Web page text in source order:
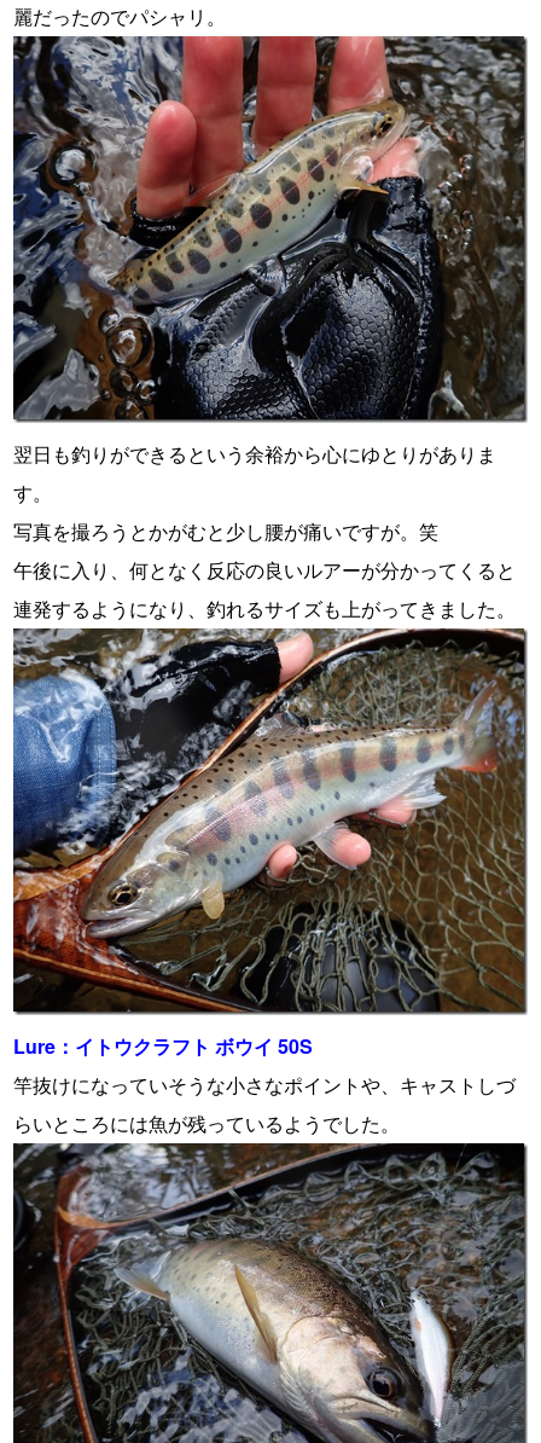
麗だったのでパシャリ。
翌日も釣りができるという余裕から心にゆとりがありま
す。
写真を撮ろうとかがむと少し腰が痛いですが。笑
午後に入り、何となく反応の良いルアーが分かってくると
連発するようになり、釣れるサイズも上がってきました。
Lure：イトウクラフト ボウイ 50S
竿抜けになっていそうな小さなポイントや、キャストしづ
らいところには魚が残っているようでした。